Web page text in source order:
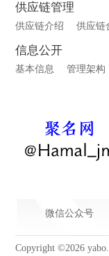
供应链管理
供应链介绍 供应链
信息公开
基本信息 管理架构
微信公众号
Copyright ©2026